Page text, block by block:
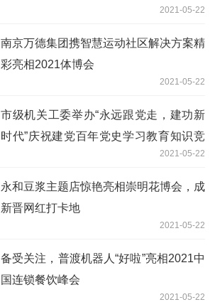
2021-05-22
南京万德集团携智慧运动社区解决方案精
彩亮相2021体博会
2021-05-22
市级机关工委举办“永远跟党走，建功新
时代”庆祝建党百年党史学习教育知识竞
2021-05-22
永和豆浆主题店惊艳亮相崇明花博会，成
新晋网红打卡地
2021-05-22
备受关注，普渡机器人“好啦”亮相2021中
国连锁餐饮峰会
2021-05-22